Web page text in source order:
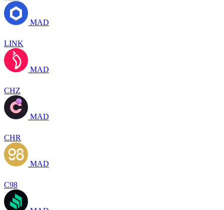
MAD
LINK
MAD
CHZ
MAD
CHR
MAD
C98